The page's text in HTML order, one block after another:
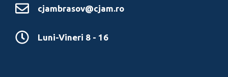
cjambrasov@cjam.ro
Luni-Vineri 8 - 16